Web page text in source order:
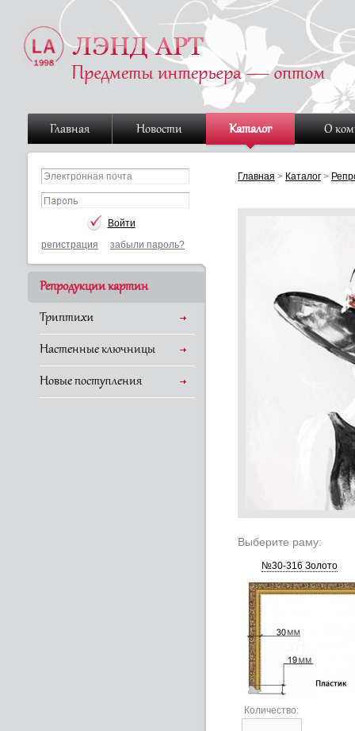
Главная Новости Каталог О
регистрация забыли пароль?
Репродукции картин
Триптихи
Настенные ключницы
Новые поступления
Главная > Каталог >
Выберите раму:
№30-316 Золото
Количество: